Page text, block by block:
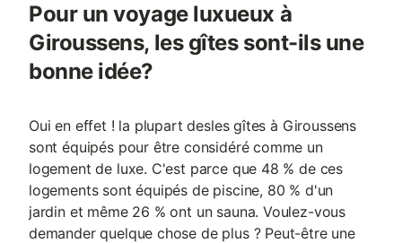
Pour un voyage luxueux à
Giroussens, les gîtes sont-ils une
bonne idée?
Oui en effet ! la plupart desles gîtes à Giroussens
sont équipés pour être considéré comme un
logement de luxe. C'est parce que 48 % de ces
logements sont équipés de piscine, 80 % d'un
jardin et même 26 % ont un sauna. Voulez-vous
demander quelque chose de plus ? Peut-être une